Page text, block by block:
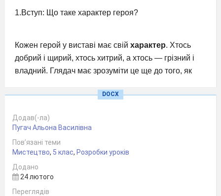
1.Вступ: Що таке характер героя?
Кожен герой у виставі має свій характер. Хтось
добрий і щирий, хтось хитрий, а хтось — грізний і
владний. Глядач має зрозуміти це ще до того, як
Засоби створення образу:
Грим:
Маска:приховує обличчя, передаючи одну
DOCX
Додав(-ла)
Пугач Альона Василівна
Пов’язані теми
Мистецтво, 5 клас, Розробки уроків
Додано
24 лютого
Переглядів